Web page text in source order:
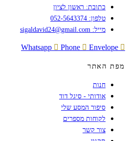
כתובת: ראשון לציון
טלפון: 052-5643374
מייל: sigaldavid24@gmail.com
Whatsapp Phone Envelope
מפת האתר
חנות
אודותי - סיגל דוד
סיפור המסע שלי
לקוחות מספרים
צור קשר